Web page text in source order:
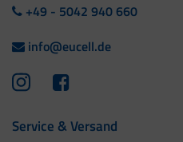
+49 - 5042 940 660
info@eucell.de
Service & Versand